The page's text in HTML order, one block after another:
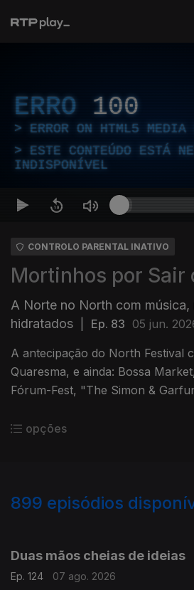
ERRO 100
ERROR ON HTML5 MEDIA
ESTE CONTEÚDO ESTÁ
INDISPONÍVEL
CONTROLO PARENTAL INATIVO
Mortinhos por Sair
A Norte no North com música,
hidratados
Ep. 83 05 jun.
A antecipação do North Festival
Quaresma, e ainda: Bossa
Fórum-Fest, "The Simon &
opções
899 episódios
Duas mãos cheias de ideias
Ep. 124
07 ago. 2026